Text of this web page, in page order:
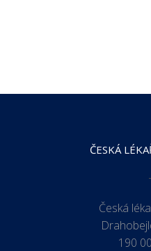
ČESKÁ
Česká
190